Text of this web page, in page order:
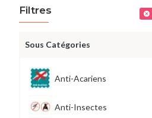
Filtres
Sous Catégories
Anti-Acariens
Anti-Insectes